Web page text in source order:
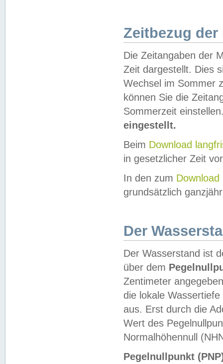
Zeitbezug der
Die Zeitangaben der
Zeit dargestellt. Dies
Wechsel im Sommer
können Sie die
Sommerzeit
eingestellt.
Beim Download
in gesetzlicher Zeit
In den zum Download
grundsätzlich
Der
Der Wasserstand ist
über dem
Zentimeter
die lokale
aus. Erst durch die
Wert des
Normalhöhennull
Pegelnullpunkt